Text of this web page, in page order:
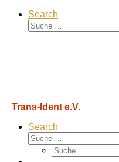
Search
Suche
Trans-Ident e.V.
Search
Suche
Suche